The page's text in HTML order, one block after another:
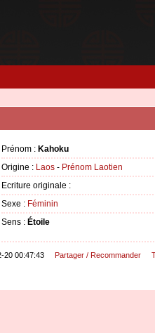
Prénom : Kahoku
Origine : Laos - Prénom Laotien
Ecriture originale :
Sexe : Féminin
Sens : Étoile
20 00:47:43 Partager / Recommander